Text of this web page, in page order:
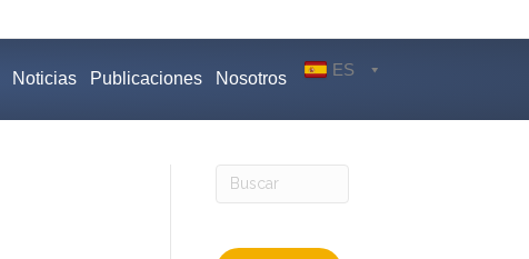
Noticias Publicaciones Nosotros ES